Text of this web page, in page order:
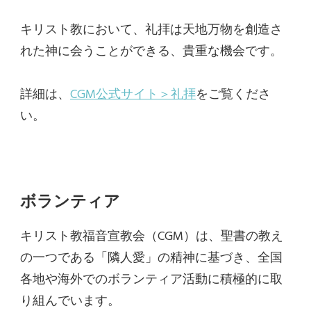
キリスト教において、礼拝は天地万物を創造さ
れた神に会うことができる、貴重な機会です。
詳細は、 CGM公式サイト＞礼拝をご覧くださ
い。
ボランティア
キリスト教福音宣教会（CGM）は、聖書の教え
の一つである「隣人愛」の精神に基づき、全国
各地や海外でのボランティア活動に積極的に取
り組んでいます。